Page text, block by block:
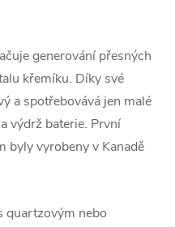
generování přesných
křemíku. Díky své
a spotřebovává jen malé
výdrž baterie. První
byly vyrobeny v Kanadě
nebo